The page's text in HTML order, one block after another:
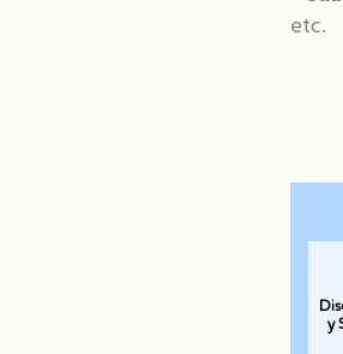
etc.
y